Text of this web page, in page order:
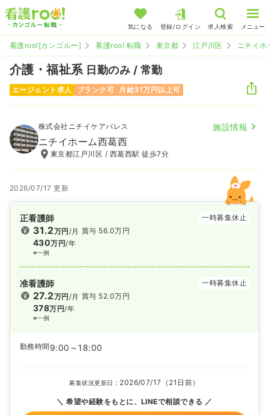
気になる 登録/ログイン 求人検索 メニュー
看護roo![カンゴルー] 看護roo! 転職 東京都 江戸川区 ニチイ
介護・福祉系 日勤のみ / 常勤
エージェント求人 ブランク可 月給31万円以上可
株式会社ニチイケアパレス 施設情報
ニチイホーム西葛西
東京都江戸川区 / 西葛西駅 徒歩7分
2026/07/17 更新
正看護師 一時募集休止
31.2万円/月
430万円/年
※一例
賞与 56.0万円
准看護師 一時募集休止
27.2万円/月
378万円/年
※一例
賞与 52.0万円
勤務時間 9:00～18:00
募集状況更新日： 2026/07/17（21日前）
希望や経験をもとに、LINEで相談できる